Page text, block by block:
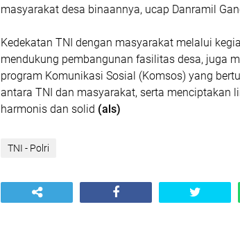
masyarakat desa binaannya, ucap Danramil
Kedekatan TNI dengan masyarakat melalui
mendukung pembangunan fasilitas desa, juga
program Komunikasi Sosial (Komsos) yang
antara TNI dan masyarakat, serta menciptakan
harmonis dan solid (als)
TNI - Polri